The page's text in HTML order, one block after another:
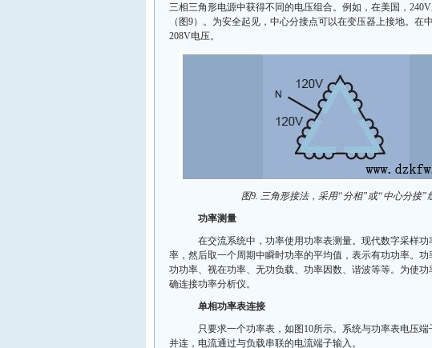
三相三角形电源中获得不同的电压组合。例如，在美国，
（图9）。为安全起见，中心分接点可以在变压器上接地。
208V电压。
图9. 三角形接法，采用“分相”或“中心分接”
功率测量
在交流系统中，功率使用功率表测量。现代数字采样功
率，然后取一个周期中瞬时功率的平均值，表示有功功率。
功功率、视在功率、无功负载、功率因数、谐波等等。为使
确连接功率分析仪。
单相功率表连接
只要求一个功率表，如图10所示。系统与功率表电压端
并连，电流通过与负载串联的电流端子输入。